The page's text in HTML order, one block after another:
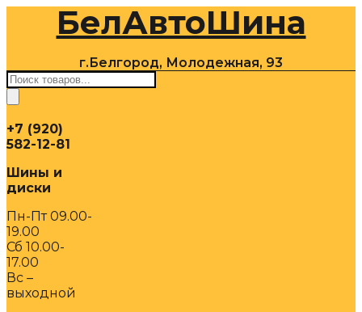
содержимомуБелАвтоШина
г.Белгород, Молодежная, 93
Поиск
товаров
+7 (920)
582-12-81
Шины и
диски
Пн-Пт 09.00-
19.00
Сб 10.00-
17.00
Вс –
выходной